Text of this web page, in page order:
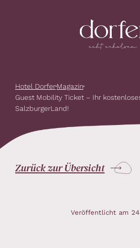
Hotel DorferMagazin
Guest Mobility Ticket – Ihr
SalzburgerLand!
Zurück zur Übersicht
Veröffentlicht am